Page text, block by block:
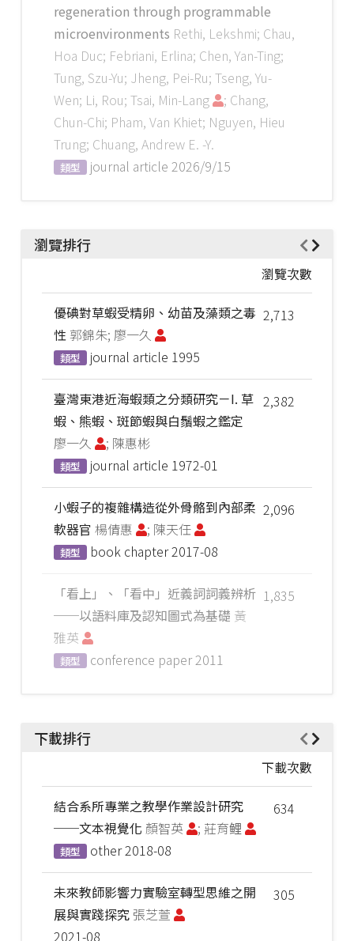
regeneration through programmable
microenvironments Rethi, Lekshmi; Chau,
Hoa Duc; Febriani, Erlina; Chen, Yan-Ting;
Tung, Szu-Yu; Jheng, Pei-Ru; Tseng, Yu-
Wen; Li, Rou; Tsai, Min-Lang
; Chang,
Chun-Chi; Pham, Van Khiet; Nguyen, Hieu
Trung; Chuang, Andrew E. -Y.
類型 journal article 2026/9/15
瀏覽排行
瀏覽次數
2,713
優碘對草蝦受精卵、幼苗及藻類之毒
性 郭錦朱; 廖一久
類型 journal article 1995
2,382
臺灣東港近海蝦類之分類研究－I. 草
蝦、熊蝦、斑節蝦與白鬚蝦之鑑定
廖一久
; 陳惠彬
類型 journal article 1972-01
2,096
小蝦子的複雜構造從外骨骼到內部柔
軟器官 楊倩惠 ; 陳天任
類型 book chapter2017-08
1,835
「看上」、「看中」近義詞詞義辨析
──以語料庫及認知圖式為基礎 黃
雅英
類型 conference paper2011
下載排行
下載次數
634
結合系所專業之教學作業設計研究
──文本視覺化 顏智英 ; 莊育鲤
類型 other2018-08
305
未來教師影響力實驗室轉型思維之開
展與實踐探究 張芝萱
2021-08